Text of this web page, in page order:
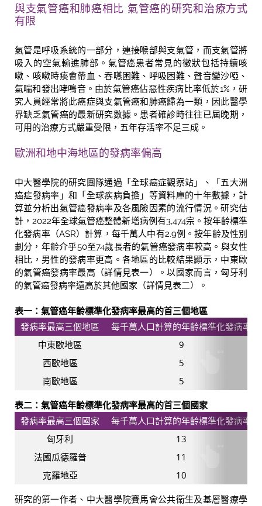
與支氣管癌和肺癌相比 氣管癌的研究和治療方式
有限
氣管是呼吸系統的一部分，連接喉部與支氣管，而支氣管將
吸入的空氣輸進肺部。氣管癌患者常見的徵狀包括持續咳
嗽、咳嗽時痰會帶血、吞嚥困難、呼吸困難、聲音變沙啞、
氣喘和發出哮鳴音。由於氣管癌佔惡性疾病比率低於1%，研
究人員經常將此癌症與支氣管癌和肺癌歸為一類，因此醫學
界缺乏氣管癌的最新研究數據。患者確診時往往已屆晚期，
可用的治療方式嚴重受限，五年存活率不足三成。
歐洲和地中海地區的發病率偏高
中大醫學院的研究團隊通過「全球癌症觀察站」、「五大洲
癌症發病率」和「全球疾病負擔」等資料庫的十年數據，計
算並分析出氣管癌發病率及各風險因素的流行情況。研究估
計，2022年全球氣管癌整體新增病例有3,474宗。按年齡標準
化發病率（ASR）計算，每千萬人中有2.9例。按年齡及性別
劃分，年齡介乎50至74歲長者的氣管癌發病率較高。與女性
相比，男性的發病率更高。各地區的比較結果顯示，中東歐
的氣管癌發病率最高（詳情見表一）。以國家而言，匈牙利
的氣管癌發病率遠高於其他國家（詳情見表二）。
表一：氣管癌年齡標準化發病率最高的首三個地區
發病率最高三個地區
每千萬人口計算的年齡標準化發病率
中東歐地區
9
西歐地區
5
南歐地區
5
表二：氣管癌年齡標準化發病率最高的首三個國家
發病率最高三個國家
每千萬人口計算的年齡標準化發病率
匈牙利
13
法國瓜德羅普
11
克羅地亞
10
研究的第一作者、中大醫學院賽馬會公共衞生及基層醫療學